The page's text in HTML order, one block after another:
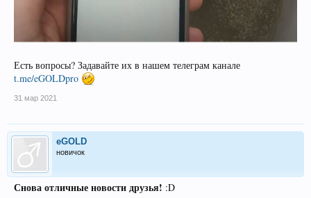
Есть вопросы? Задавайте их в нашем телеграм канале
t.me/eGOLDpro
31 мар 2021
eGOLD
новичок
Снова отличные новости друзья! :D